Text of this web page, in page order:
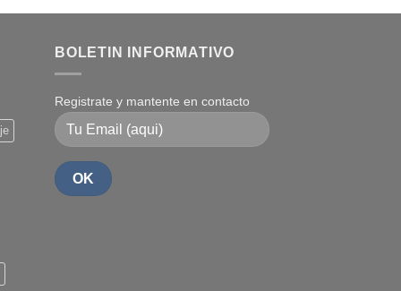
BOLETIN INFORMATIVO
Registrate y mantente en contacto